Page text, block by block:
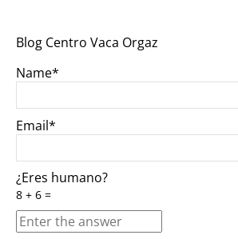
Blog Centro Vaca Orgaz
Name*
Email*
¿Eres humano?
8 + 6 =